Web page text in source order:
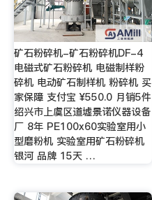
矿石粉碎机-矿石粉碎机DF-4
电磁式矿石粉碎机 电磁制样粉
碎机 电动矿石制样机 粉碎机 买
家保障 支付宝 ¥550.0 月销5件
绍兴市上虞区道墟景诺仪器设备
厂 8年 PE100x60实验室用小
型磨粉机 实验室用矿石粉碎机
银河 品牌 15天 …